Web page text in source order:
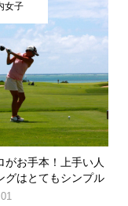
女子
がお手本！上手い人
グはとてもシンプル